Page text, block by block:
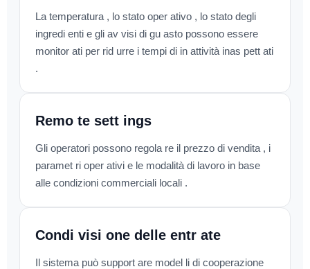
La temperatura , lo stato oper ativo , lo stato degli
ingredi enti e gli av visi di gu asto possono essere
monitor ati per rid urre i tempi di in attività inas pett ati
.
Remo te sett ings
Gli operatori possono regola re il prezzo di vendita , i
paramet ri oper ativi e le modalità di lavoro in base
alle condizioni commerciali locali .
Condi visi one delle entr ate
Il sistema può support are model li di cooperazione